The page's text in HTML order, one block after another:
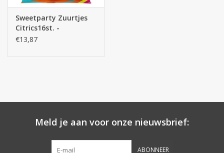
Sweetparty Zuurtjes
Citrics16st. -
snoepzakjes
€13,87
Meld je aan voor onze nieuwsbrief:
ABONNEER